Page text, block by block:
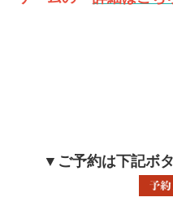
▼ご予約は下記ボ